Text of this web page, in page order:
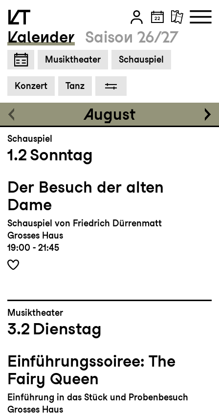
Zum Hauptinhalt springen
Zum Footer springen
Kalender Saison 26/27
Musiktheater Schauspiel
Konzert Tanz
August
Der Besuch der alten
Dame
Schauspiel von Friedrich Dürrenmatt
Grosses Haus
19:00 - 21:45
Schauspiel
1.2 Sonntag
Der Besuch der alten
Dame
Schauspiel von Friedrich Dürrenmatt
Grosses Haus
19:00 - 21:45
Musiktheater
3.2 Dienstag
Einführungssoiree: The
Fairy Queen
Einführung in das Stück und Probenbesuch
Grosses Haus